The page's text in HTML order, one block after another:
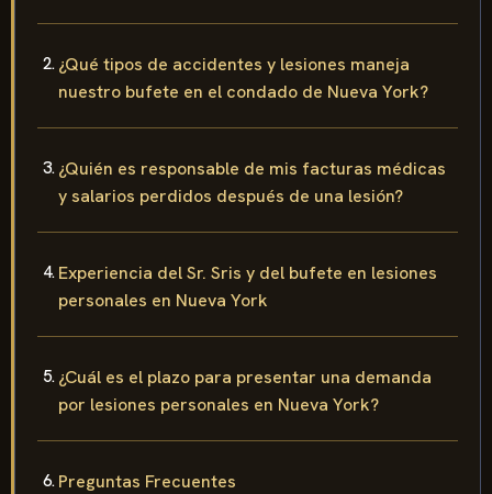
¿Qué tipos de accidentes y lesiones maneja
nuestro bufete en el condado de Nueva York?
¿Quién es responsable de mis facturas médicas
y salarios perdidos después de una lesión?
Experiencia del Sr. Sris y del bufete en lesiones
personales en Nueva York
¿Cuál es el plazo para presentar una demanda
por lesiones personales en Nueva York?
Preguntas Frecuentes